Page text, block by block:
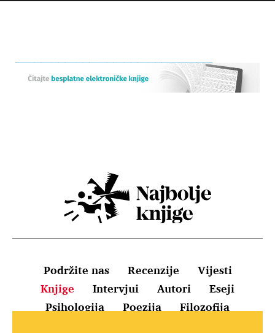
Podržite nas Recenzije
Vijesti
Knjige
Intervjui Autori
Eseji
Psihologija
Poezija Filozofija